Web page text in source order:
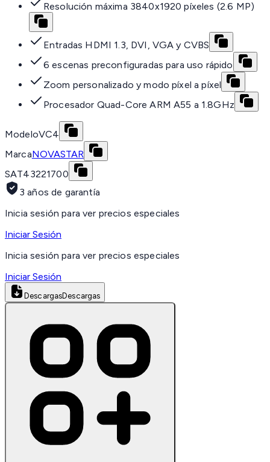
Resolución máxima 3840x1920 píxeles (2.6 MP)
Entradas HDMI 1.3, DVI, VGA y CVBS
6 escenas preconfiguradas para uso rápido
Zoom personalizado y modo píxel a píxel
Procesador Quad-Core ARM A55 a 1.8GHz
ModeloVC4
MarcaNOVASTAR
SAT43221700
3 años de garantía
Inicia sesión para ver precios especiales
Iniciar Sesión
Inicia sesión para ver precios especiales
Iniciar Sesión
DescargasDescargas